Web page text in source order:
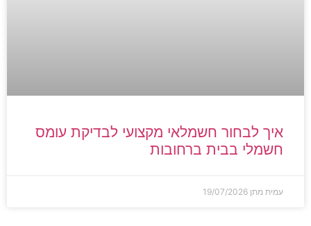
איך לבחור חשמלאי מקצועי לבדיקת עומס
חשמלי בבית ברחובות
עמית מתן 19/07/2026